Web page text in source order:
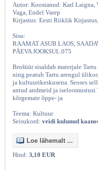
Autor: Koostanud: Karl Laigna,
Vaga, Endel Varep
Kirjastus: Eesti Riiklik
Sisu:
RAAMAT ASUB LAOS,
PÄEVA JOOKSUL.075
Brošüür sisaldab materjale
ning peatub Tartu arengul
ja kultuurikeskusena. Seoses
antud andmeid ja iseloomustusi
kõrgemate õppe- ja
Teema: Kultuur
Seisukord: veidi kulunud
Loe lähemalt ...
Hind: 3,10 EUR